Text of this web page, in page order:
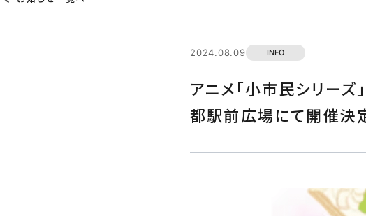
2024.08.09 INFO
アニメ「小市民シリー
都駅前広場にて開催決